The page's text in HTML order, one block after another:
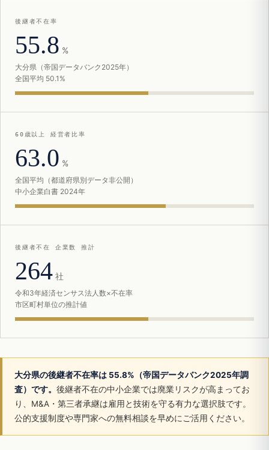
後継者不在率
55.8 %
大分県（帝国データバンク2025年）
全国平均 50.1%
60歳以上 経営者比率
63.0 %
全国平均（都道府県別データ非公開）
中小企業白書 2024年
後継者不在 企業数 推計
264 社
令和3年経済センサス法人数×不在率
市区町村単位の推計値
大分県の後継者不在率は 55.8%（帝国データバンク2025年調
査）です。 後継者不在の中小企業では廃業リスクが高まってお
り、M&A・第三者承継は雇用と技術を守る有力な選択肢です。
公的支援制度や専門家への無料相談を早めにご活用ください。